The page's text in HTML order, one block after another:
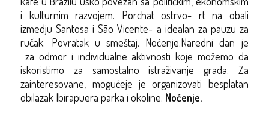
i kulturnim razvojem. Porchat ostrvo- rt na obali
izmedju Santosa i São Vicente- a idealan za pauzu za
ručak. Povratak u smeštaj. Noćenje.Naredni dan je
za odmor i individualne aktivnosti koje možemo da
iskoristimoza samostalno istraživanje grada. Za
zainteresovane, mogućeje je organizovati besplatan
obilazak Ibirapuera parka i okoline. Noćenje.